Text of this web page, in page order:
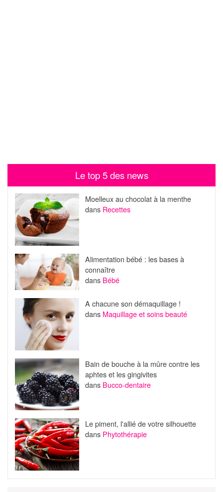
Le top 5 des news
Moelleux au chocolat à la menthe
dans Recettes
Alimentation bébé : les bases à
connaître
dans Bébé
A chacune son démaquillage !
dans Maquillage et soins beauté
Bain de bouche à la mûre contre les
aphtes et les gingivites
dans Bucco-dentaire
Le piment, l'allié de votre silhouette
dans Phytothérapie